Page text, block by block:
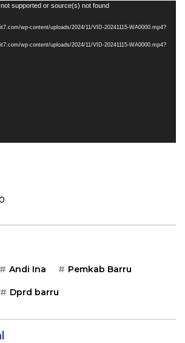
supported or source(s) not found
wp-content/uploads/2024/11/VID-20241115-WA0000.mp4?
wp-content/uploads/2024/11/VID-20241115-WA0000.mp4?
Andi Ina Pemkab Barru
Dprd barru